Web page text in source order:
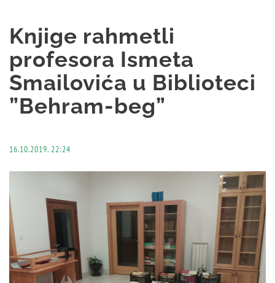
Knjige rahmetli
profesora Ismeta
Smailovića u Biblioteci
”Behram-beg”
16.10.2019. 22:24